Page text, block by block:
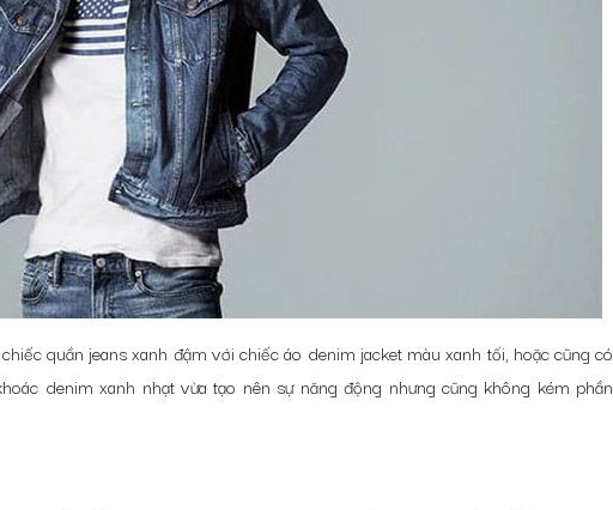
quần jeans xanh đậm với chiếc áo denim jacket màu xanh tối, hoặc cũng có
denim xanh nhạt vừa tạo nên sự năng động nhưng cũng không kém phần